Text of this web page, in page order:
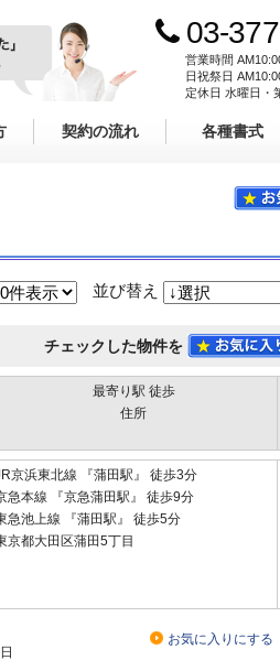
ホームページを
03-
営業時間
日祝祭日
定休日 水曜日・
契約の流れ 各種書式
並び替え
チェックした物件を
最寄り駅 徒歩
住所
京浜東北線 『蒲田駅』 徒歩3分
急本線 『京急蒲田駅』 徒歩9分
急池上線 『蒲田駅』 徒歩5分
京都大田区蒲田5丁目
お気に入りにする